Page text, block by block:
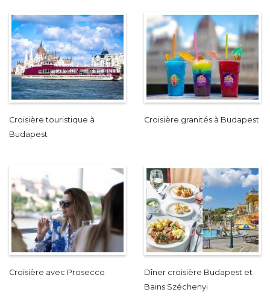
Croisière touristique à
Budapest
Croisière granités à Budapest
Croisière avec Prosecco
Dîner croisière Budapest et
Bains Széchenyi